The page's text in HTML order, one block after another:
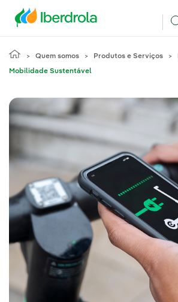
Quem somos Produtos e Serviços
Mobilidade Sustentável